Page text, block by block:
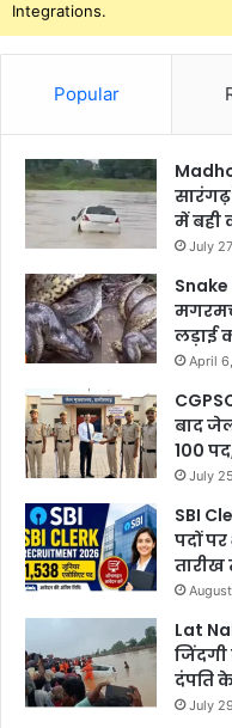
Integrations.
Popular
में बही
July
लड़ाई
April
बाद
100
July
SBI
पदों
Lat
दंपति
July